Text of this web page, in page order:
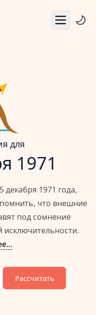
Меню
для
1971
1971 года,
что внешние
под сомнение
исключительности.
Рассчитать